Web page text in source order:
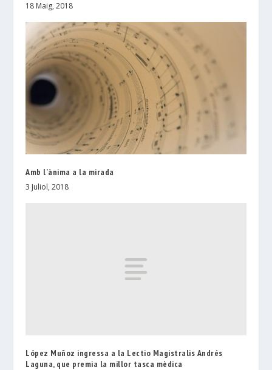
18 Maig, 2018
Amb l’ànima a la mirada
3 Juliol, 2018
López Muñoz ingressa a la Lectio Magistralis Andrés
Laguna, que premia la millor tasca mèdica